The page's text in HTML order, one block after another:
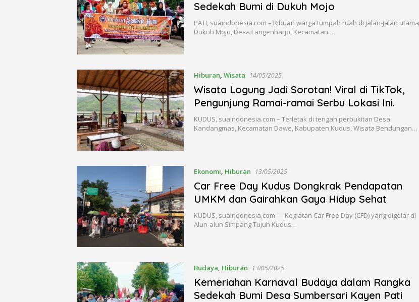
Sedekah Bumi di Dukuh Mojo
PATI, suaindonesia.com – Ribuan warga tumpah ruah di jalan-jalan utama
Dukuh Mojo, Desa Langenharjo, Kecamatan…
Hiburan, Wisata 14/05/2025
Wisata Logung Jadi Sorotan! Viral di TikTok,
Pengunjung Ramai-ramai Serbu Lokasi Ini.
KUDUS, suaindonesia.com – Terletak di tengah perbukitan Desa
Kandangmas, Kecamatan Dawe, Kabupaten Kudus, Wisata Bendungan…
Ekonomi Hiburan 13/05/2025
Car Free Day Kudus Dongkrak Pendapatan
UMKM dan Gairahkan Gaya Hidup Sehat
KUDUS, suaindonesia.com — Kegiatan Car Free Day (CFD) yang digelar di
Alun-alun Simpang Tujuh Kudus…
Budaya Hiburan 13/05/2025
Kemeriahan Karnaval Budaya dalam Rangka
Sedekah Bumi Desa Sumbersari Kayen Pati